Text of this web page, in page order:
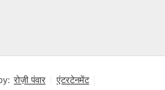
रोज़ी पंवार
एंटरटेनमेंट